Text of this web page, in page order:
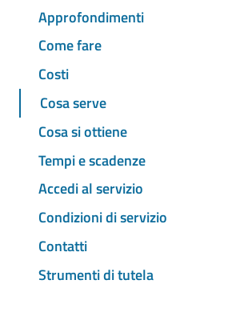
Approfondimenti
Come fare
Costi
Cosa serve
Cosa si ottiene
Tempi e scadenze
Accedi al servizio
Condizioni di servizio
Contatti
Strumenti di tutela